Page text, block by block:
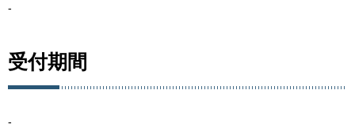
-
受付期間
-